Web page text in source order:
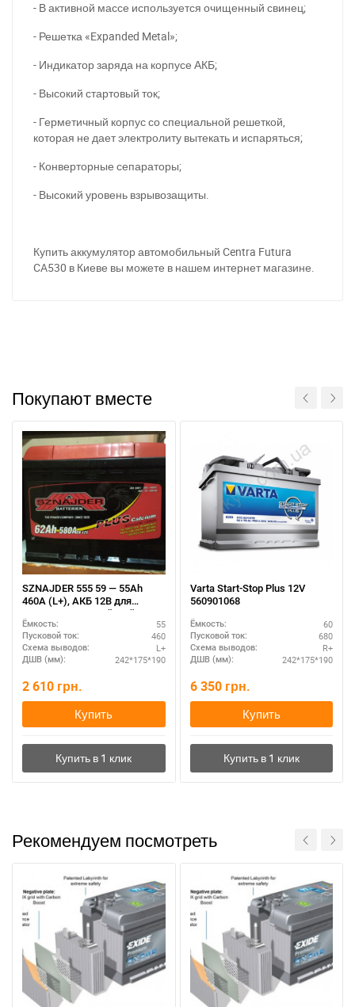
- В активной массе используется очищенный свинец;
- Решетка «Expanded Metal»;
- Индикатор заряда на корпусе АКБ;
- Высокий стартовый ток;
- Герметичный корпус со специальной решеткой,
которая не дает электролиту вытекать и испаряться;
- Конверторные сепараторы;
- Высокий уровень взрывозащиты.
Купить аккумулятор автомобильный Centra Futura
CA530 в Киеве вы можете в нашем интернет магазине.
Покупают вместе
SZNAJDER 555 59 — 55Ah
460A (L+), АКБ 12В для
иномарок, европейский тип
Ёмкость: 55
Пусковой ток: 460
Схема выводов: L+
ДШВ (мм): 242*175*190
2 610 грн.
Купить
Varta Start-Stop Plus 12V
560901068
Ёмкость: 60
Пусковой ток: 680
Схема выводов: R+
ДШВ (мм): 242*175*190
6 350 грн.
Купить
Рекомендуем посмотреть
Написать в Viber Написать в Telegram